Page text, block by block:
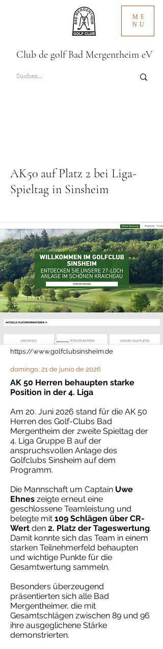
ME
NU
Club de golf Bad Mergentheim eV
AK50 auf Platz 2 bei Liga-
Spieltag in Sinsheim
https://www.golfclubsinsheim.de
domingo, 21 de junio de 2026
AK 50 Herren behaupten starke
Position in der 4. Liga
Am 20. Juni 2026 stand für die AK 50
Herren des Golf-Clubs Bad
Mergentheim der zweite Spieltag der
4. Liga Gruppe B auf der
anspruchsvollen Anlage des
Golfclubs Sinsheim auf dem
Programm.
Die Mannschaft um Captain Uwe
Ehnes zeigte erneut eine
geschlossene Teamleistung und
belegte mit 109 Schlägen über CR-
Wert den 2. Platz der Tageswertung.
Damit konnte sich das Team in einem
starken Teilnehmerfeld behaupten
und wichtige Punkte für die
Gesamtwertung sammeln.
Besonders überzeugend
präsentierten sich alle Bad
Mergentheimer, die mit
Gesamtschlägen zwischen 89 und 96
ihre ausgeglichene Stärke
demonstrierten.